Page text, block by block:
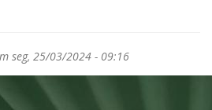
seg, 25/03/2024 - 09:16